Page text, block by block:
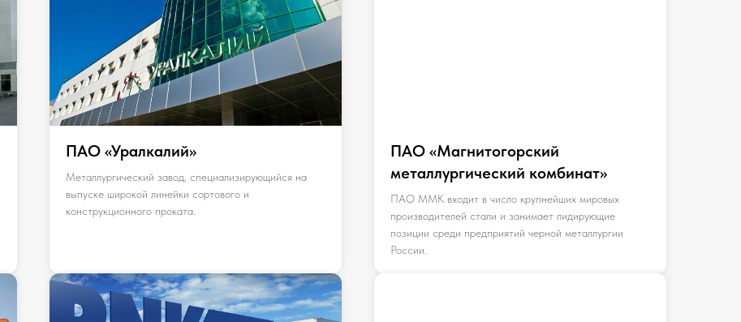
ПАО «Уралкалий»
Металлургический завод, специализирующийся на
выпуске широкой линейки сортового и
конструкционного проката.
ПАО «Магнитогорский
металлургический комбинат»
ПАО ММК входит в число крупнейших мировых
производителей стали и занимает лидирующие
позиции среди предприятий черной металлургии
России.